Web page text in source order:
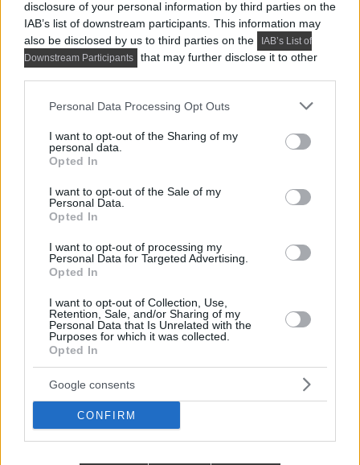
disclosure of your personal information by third parties on the
IAB’s list of downstream participants. This information may
also be disclosed by us to third parties on the
IAB’s List of
Downstream Participants
that may further disclose it to other
Please note that this website/app uses one or more Google
not limited to your visit or usage behaviour. You may click to
grant or deny consent to Google and its third-party tags to
use your data for below specified purposes in below Google
consent section.
Personal Data Processing Opt Outs
I want to opt-out of the Sharing of my
personal data.
Opted In
I want to opt-out of the Sale of my
Personal Data.
Opted In
I want to opt-out of processing my
Personal Data for Targeted Advertising.
Opted In
I want to opt-out of Collection, Use,
Retention, Sale, and/or Sharing of my
Personal Data that Is Unrelated with the
Purposes for which it was collected.
Opted In
Google consents
CONFIRM
PRAKTIKUS LAKBERENDEZÉSI ÖTLETEK, TIPPEK, TANÁCSOK
5 látványos hálószobai megoldás,